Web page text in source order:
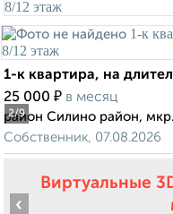
2/9
1-к квартира, на
25 000 ₽ в месяц
район Силино район,
Собственник, 07.08.2026
Виртуальные
‹